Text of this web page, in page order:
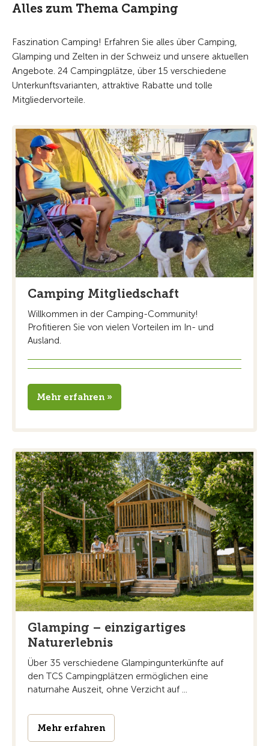
Alles zum Thema Camping
Faszination Camping! Erfahren Sie alles über Camping,
Glamping und Zelten in der Schweiz und unsere aktuellen
Angebote. 24 Campingplätze, über 15 verschiedene
Unterkunftsvarianten, attraktive Rabatte und tolle
Mitgliedervorteile.
Camping Mitgliedschaft
Willkommen in der Camping-Community!
Profitieren Sie von vielen Vorteilen im In- und
Ausland.
Mehr erfahren »
Glamping – einzigartiges
Naturerlebnis
Über 35 verschiedene Glampingunterkünfte auf
den TCS Campingplätzen ermöglichen eine
naturnahe Auszeit, ohne Verzicht auf ...
Mehr erfahren